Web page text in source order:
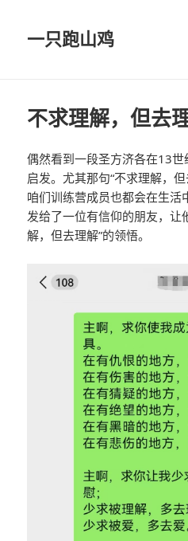
一只跑山鸡
不求理解，但去
偶然看到一段圣方济各在13
启发。尤其那句“不求理解，但
咱们训练营成员也都会在生活
发给了一位有信仰的朋友，让
解，但去理解”的领悟。